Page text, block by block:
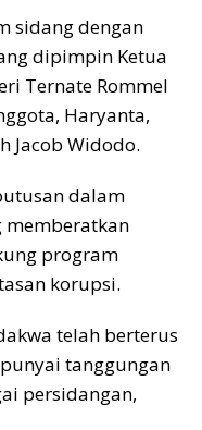
sidang dengan
dipimpin Ketua
Ternate Rommel
Haryanta,
Jacob Widodo.
dalam
memberatkan
program
korupsi.
telah berterus
tanggungan
persidangan,